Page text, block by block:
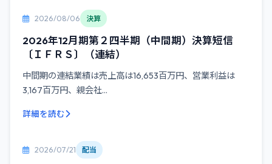
2026/08/06 決算
2026年12月期第２四半期（中間期）決算短信
〔ＩＦＲＳ〕（連結）
中間期の連結業績は売上高は16,653百万円、営業利益は
3,167百万円、親会社...
詳細を読む
2026/07/21 配当